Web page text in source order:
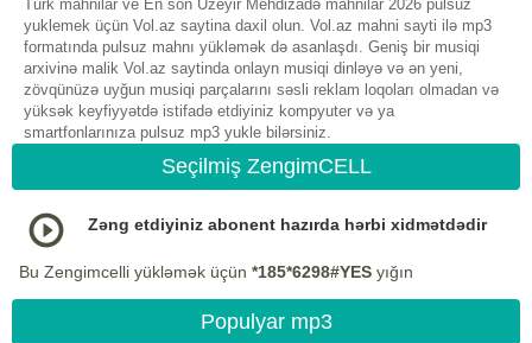
Turk mahnilar ve En son Üzeyir Mehdizadə mahnilar 2026 pulsuz
yuklemek üçün Vol.az saytina daxil olun. Vol.az mahni sayti ilə mp3
formatında pulsuz mahnı yükləmək də asanlaşdı. Geniş bir musiqi
arxivinə malik Vol.az saytinda onlayn musiqi dinləyə və ən yeni,
zövqünüzə uyğun musiqi parçalarını səsli reklam loqoları olmadan və
yüksək keyfiyyətdə istifadə etdiyiniz kompyuter və ya
smartfonlarınıza pulsuz mp3 yukle bilərsiniz.
Seçilmiş ZengimCELL
Zəng etdiyiniz abonent hazırda hərbi xidmətdədir
Bu Zengimcelli yükləmək üçün *185*6298#YES yığın
Populyar mp3